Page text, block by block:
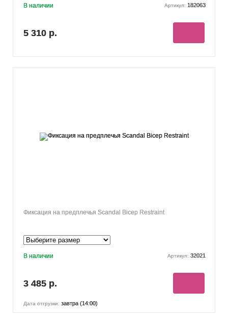
В наличии Артикул: 182063
5 310 р.
Фиксация на предплечья Scandal Bicep Restraint
В наличии Артикул: 32021
3 485 р.
Дата отгрузки: завтра (14:00)